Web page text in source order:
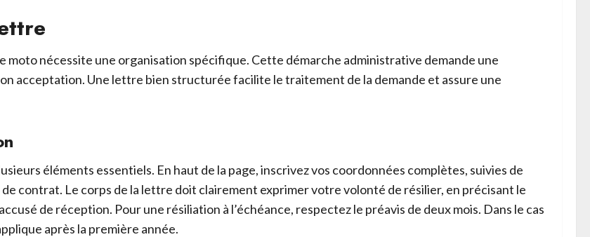
moto nécessite une organisation spécifique. Cette démarche administrative demande une
acceptation. Une lettre bien structurée facilite le traitement de la demande et assure une
éléments essentiels. En haut de la page, inscrivez vos coordonnées complètes, suivies de
contrat. Le corps de la lettre doit clairement exprimer votre volonté de résilier, en précisant le
de réception. Pour une résiliation à l’échéance, respectez le préavis de deux mois. Dans le cas
après la première année.